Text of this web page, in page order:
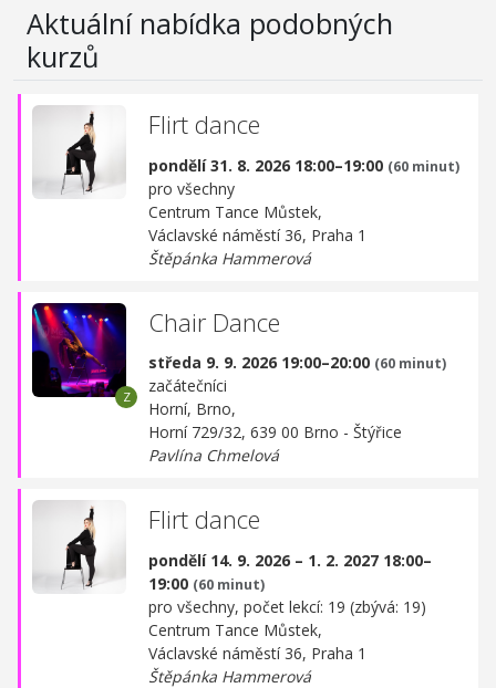
Aktuální nabídka podobných
kurzů
Flirt dance
pondělí 31. 8. 2026 18:00–19:00 (60 minut)
pro všechny
Centrum Tance Můstek,
Václavské náměstí 36, Praha 1
Štěpánka Hammerová
Chair Dance
středa 9. 9. 2026 19:00–20:00 (60 minut)
začátečníci
Horní, Brno,
Horní 729/32, 639 00 Brno - Štýřice
Pavlína Chmelová
Flirt dance
pondělí 14. 9. 2026 – 1. 2. 2027 18:00–
19:00 (60 minut)
pro všechny, počet lekcí: 19 (zbývá: 19)
Centrum Tance Můstek,
Václavské náměstí 36, Praha 1
Štěpánka Hammerová